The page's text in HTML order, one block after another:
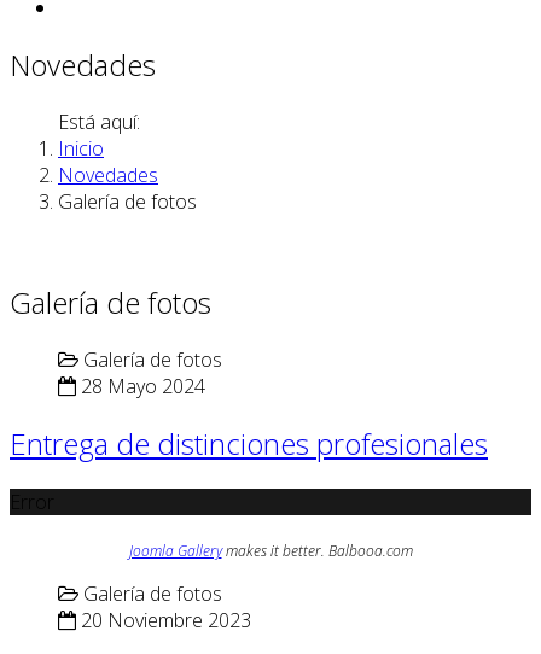
Novedades
Está aquí:
Inicio
Novedades
Galería de fotos
Galería de fotos
Galería de fotos
28 Mayo 2024
Entrega de distinciones profesionales
Joomla Gallerymakes it better. Balbooa.com
Galería de fotos
20 Noviembre 2023